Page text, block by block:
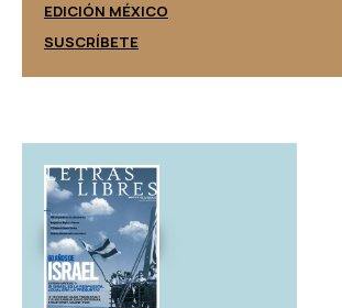
EDICIÓN MÉXICO
SUSCRÍBETE